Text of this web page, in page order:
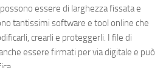
essere di larghezza fissata e
tantissimi software e tool online che
crearli e proteggerli. I file di
essere firmati per via digitale e può